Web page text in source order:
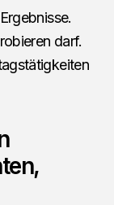
darf.